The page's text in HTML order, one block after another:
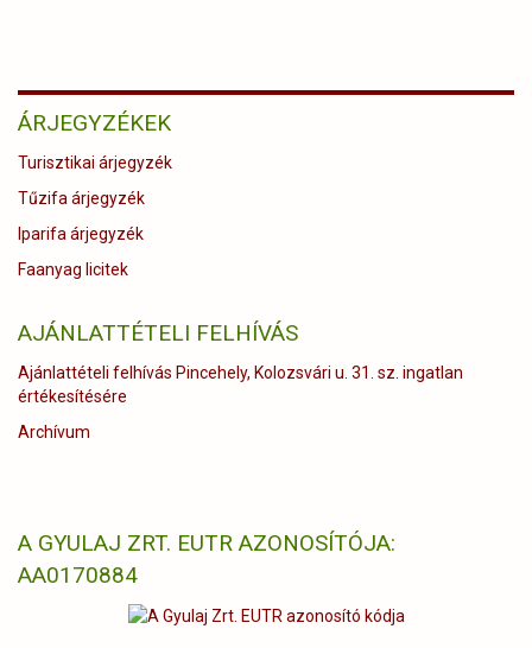
ÁRJEGYZÉKEK
Turisztikai árjegyzék
Tűzifa árjegyzék
Iparifa árjegyzék
Faanyag licitek
AJÁNLATTÉTELI FELHÍVÁS
Ajánlattételi felhívás Pincehely, Kolozsvári u. 31. sz. ingatlan
értékesítésére
Archívum
A GYULAJ ZRT. EUTR AZONOSÍTÓJA:
AA0170884